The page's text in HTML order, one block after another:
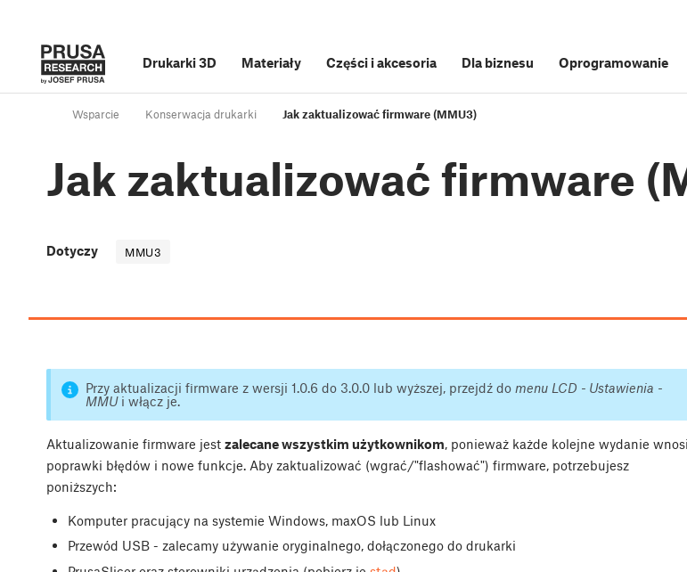
Drukarki 3D Materiały Części i akcesoria Dla biznesu Oprogramowanie
Wsparcie Konserwacja drukarki Jak zaktualizować firmware (MMU3)
Jak zaktualizować firmware
Dotyczy MMU3
Przy aktualizacji firmware z wersji 1.0.6 do 3.0.0 lub wyższej, przejdź do menu LCD - Ustawienia -
MMUi włącz je.
Aktualizowanie firmware jest zalecane wszystkim użytkownikom, ponieważ każde kolejne wydanie wnosi
poprawki błędów i nowe funkcje. Aby zaktualizować (wgrać/"flashować") firmware, potrzebujesz
poniższych:
Komputer pracujący na systemie Windows, maxOS lub Linux
Przewód USB - zalecamy używanie oryginalnego, dołączonego do drukarki